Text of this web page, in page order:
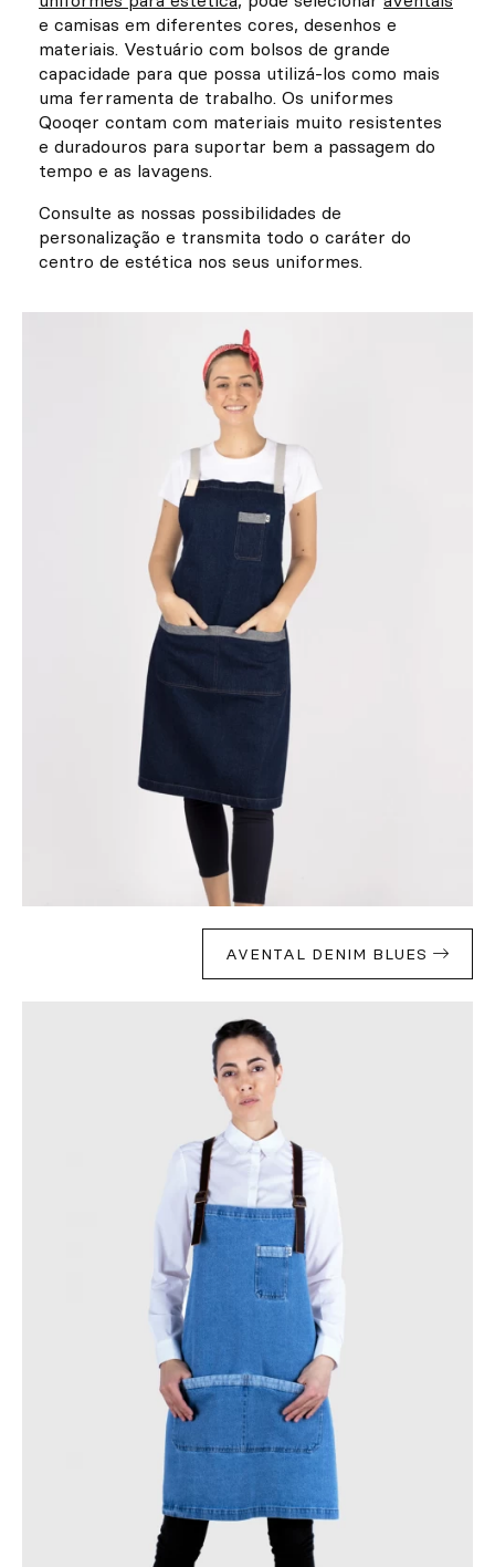
e camisas em diferentes cores, desenhos e
materiais. Vestuário com bolsos de grande
capacidade para que possa utilizá-los como mais
uma ferramenta de trabalho. Os uniformes
Qooqer contam com materiais muito resistentes
e duradouros para suportar bem a passagem do
tempo e as lavagens.
Consulte as nossas possibilidades de
personalização e transmita todo o caráter do
centro de estética nos seus uniformes.
AVENTAL DENIM BLUES